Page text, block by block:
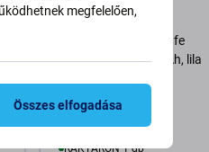
FixPremium - MagSafe
PowerBank 5000mAh, lila
RAKTÁRON 1 db
megfelelően,
Összes elfogadása